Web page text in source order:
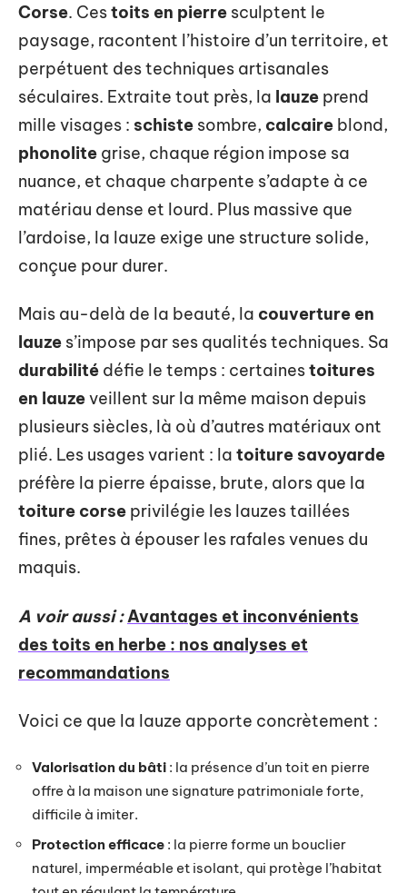
Corse. Cestoits en pierre sculptent le
paysage, racontent l’histoire d’un territoire, et
perpétuent des techniques artisanales
séculaires. Extraite tout près, la lauze prend
mille visages : schiste sombre, calcaire blond,
phonolite grise, chaque région impose sa
nuance, et chaque charpente s’adapte à ce
matériau dense et lourd. Plus massive que
l’ardoise, la lauze exige une structure solide,
conçue pour durer.
Mais au-delà de la beauté, la couverture en
lauze s’impose par ses qualités techniques. Sa
durabilité défie le temps : certainestoitures
en lauzeveillent sur la même maison depuis
plusieurs siècles, là où d’autres matériaux ont
plié. Les usages varient : la toiture savoyarde
préfère la pierre épaisse, brute, alors que la
toiture corse privilégie les lauzes taillées
fines, prêtes à épouser les rafales venues du
maquis.
A voir aussi : Avantages et inconvénients
des toits en herbe : nos analyses et
recommandations
Voici ce que la lauze apporte concrètement :
Valorisation du bâti : la présence d’un toit en pierre
offre à la maison une signature patrimoniale forte,
difficile à imiter.
Protection efficace : la pierre forme un bouclier
naturel, imperméable et isolant, qui protège l’habitat